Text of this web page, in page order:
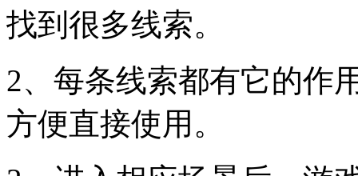
找到很多线索。
2、每条线索都有它的作
方便直接使用。